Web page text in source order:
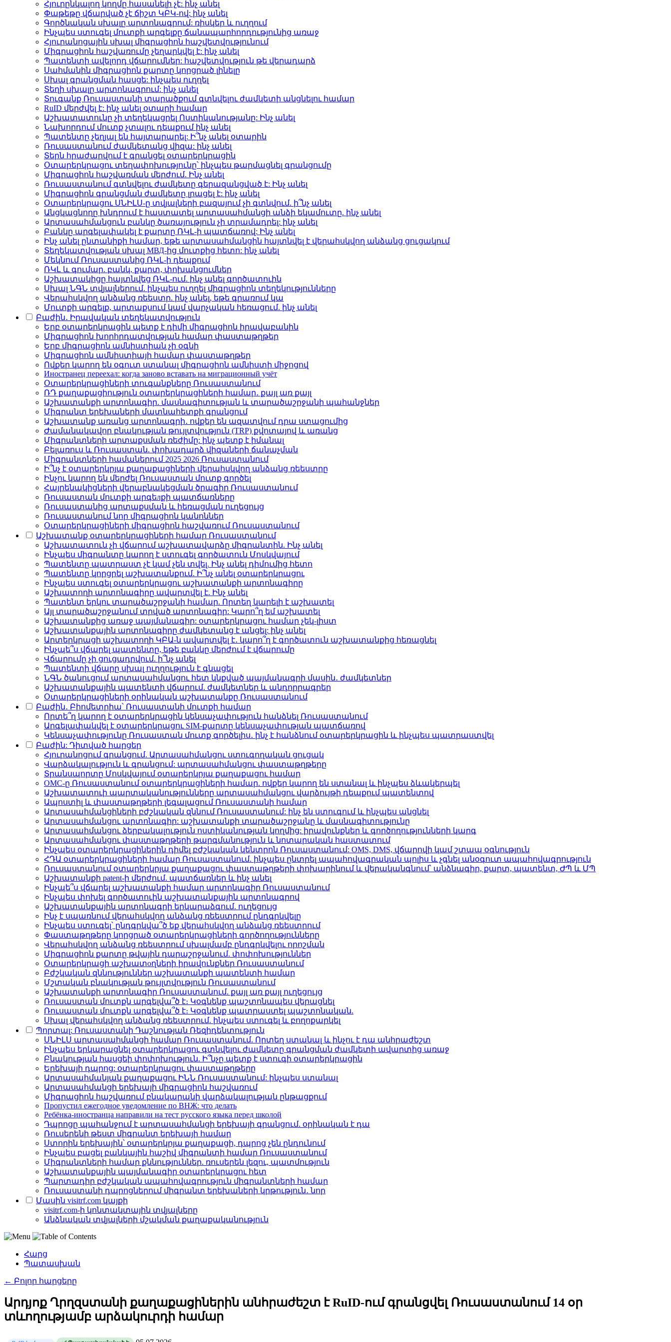
Հյուրընկալող կողմը հասանելի չէ: ինչ անել
Փաթեթը վճարված չէ ճիշտ ԿԲԿ-ով: ինչ անել
Գործնական սխալը արտոնագրում: ռիսկեր և ուղղում
Ինչպես ստուգել մուտքի արգելքը ճանապարհորդությունից առաջ
Հյուրանոցային սխալ միգրացիոն հաշվետվությունում
Միգրացիոն հաշվառումը չեղարկվել է: ինչ անել
Պատենտի ավելորդ վճարումներ: հաշվետվություն թե վերադարձ
Սահմանին միգրացիոն քարտը կորցրած լինելը
Սխալ գրանցման հասցե: ինչպես ուղղել
Տեղի սխալը արտոնագրում: ինչ անել
Տուգանք Ռուսաստանի տարածքում գտնվելու ժամկետի անցնելու համար
RuID մերժվել է: ինչ անել օտարի համար
Աշխատատունը չի տեղեկացրել Ոստիկանությանը: Ինչ անել
Նախորդում մուտք չտալու դեպքում ինչ անել
Պատենտը չեղյալ են հայտարարել: Ի՞նչ անել օտարին
Ռուսաստանում ժամկետանց վիզա: ինչ անել
Տերն հրաժարվում է գրանցել օտարերկրացին
Օտարերկրացու տեղափոխությունը՝ ինչպես թարմացնել գրանցումը
Միգրացիոն հաշվառման մերժում. Ինչ անել
Ռուսաստանում գտնվելու ժամկետը գերազանցված է: Ինչ անել
Միգրացիոն գրանցման ժամկետը լրացել է: ինչ անել
Օտարերկրացու ՍՆԻԼՍ-ը տվյալների բազայում չի գտնվում. ի՞նչ անել
Անցկացնողը խնդրում է հաստատել արտասահմանցի անձի եկամուտը. ինչ անել
Արտասահմանցուն բանկը ծառայություն չի տրամադրել: ինչ անել
Բանկը արգելափակել է քարտը ՌԿԼ-ի պատճառով: Ինչ անել
Ինչ անել ընտանիքի համար, եթե արտասահմանցին հայտնվել է վերահսկվող անձանց ցուցակում
Տեղեկատվության սխալ МВД-ից մուտքից հետո: ինչ անել
Մեկնում Ռուսաստանից ՌԿԼ-ի դեպքում
ՌԿԼ և գումար. բանկ, քարտ, փոխանցումներ
Աշխատակիցը հայտնվեց ՌԿԼ-ում. ինչ անել գործատուին
Սխալ ՆԳՆ տվյալներում. ինչպես ուղղել միգրացիոն տեղեկությունները
Վերահսկվող անձանց ռեեստր. ինչ անել, եթե գրառում կա
Մուտքի արգելք, արտաքսում կամ վարչական հեռացում. ինչ անել
Բաժին․ Իրավական տեղեկատվություն
Երբ օտարերկրացին պետք է դիմի միգրացիոն իրավաբանին
Միգրացիոն խորհրդատվության համար փաստաթղթեր
Երբ միգրացիոն ամնիստիան չի օգնի
Միգրացիոն ամնիստիայի համար փաստաթղթեր
Ովքեր կարող են օգուտ ստանալ միգրացիոն ամնիստի միջոցով
Иностранец переехал: когда заново вставать на миграционный учёт
Օտարերկրացիների տուգանքները Ռուսաստանում
ՌԴ քաղաքացիություն օտարերկրացիների համար․ քայլ առ քայլ
Աշխատանքի արտոնագիր. մասնագիտության և տարածաշրջանի պահանջներ
Միգրանտ երեխաների մատնահետքի գրանցում
Աշխատանք առանց արտոնագրի․ ովքեր են ազատվում դրա ստացումից
Ժամանակավոր բնակության թույլտվություն (TRP) քվոտայով և առանց
Միգրանտների արտաքսման ռեժիմը: ինչ պետք է իմանալ
Բելառուս և Ռուսաստան. փոխադարձ վիզաների ճանաչման
Միգրանտների համաներում 2025 2026 Ռուսաստանում
Ի՞նչ է օտարերկրյա քաղաքացիների վերահսկվող անձանց ռեեստրը
Ինչու կարող են մերժել Ռուսաստան մուտք գործել
Հայրենակիցների վերաբնակեցման ծրագիր Ռուսաստանում
Ռուսաստան մուտքի արգեлքի պատճառները
Ռուսաստանից արտաքսման և հեռացման ուղեցույց
Ռուսաստանում նոր միգրացիոն կանոններ
Օտարերկրացիների միգրացիոն հաշվառում Ռուսաստանում
Աշխատանք օտարերկրացիների համար Ռուսաստանում
Աշխատատուն չի վճարում աշխատավարձը միգրանտին. Ինչ անել
Ինչպես միգրանտը կարող է ստուգել գործատուն Մոսկվայում
Պատենտը պատրաստ չէ կամ չեն տվել. Ինչ անել դիմումից հետո
Պատենտը կորցրել աշխատանքում. Ի՞նչ անել օտարերկրացու
Ինչպես ստուգել օտարերկրացու աշխատանքի արտոնագիրը
Աշխատողի արտոնագիրը ավարտվել է. Ինչ անել
Պատենտ երկու տարածաշրջանի համար. Որտեղ կարելի է աշխատել
Այլ տարածաշրջանում տրված արտոնագիր: Կարո՞ղ եմ աշխատել
Աշխատանքից առաջ պայմանագիր: օտարերկրացու համար չեկ-լիստ
Աշխատանքային արտոնագիրը ժամկետանց է անցել: ինչ անել
Արտերկրացի աշխատողի ԿԲԱ-ն ավարտվել է․ կարո՞ղ է գործատուն աշխատանքից հեռացնել
Ինչպե՞ս վճարել պատենտը, եթե բանկը մերժում է վճարումը
Վճարումը չի ցուցադրվում. ի՞նչ անել
Պատենտի վճարը սխալ ուղղություն է գնացել
ՆԳՆ ծանուցում արտասահմանցու հետ կնքված պայմանագրի մասին․ ժամկետներ
Աշխատանքային պատենտի վճարում. ժամկետներ և անդորրագրեր
Օտարերկրացիների օրինական աշխատանքը Ռուսաստանում
Բաժին․ Բիոմետրիա՝ Ռուսաստանի մուտքի համար
Որտե՞ղ կարող է օտարերկրացին կենսաչափություն հանձնել Ռուսաստանում
Արգելափակվել է օտարերկրացու SIM-քարտը կենսաչափության պատճառով
Կենսաչափությունը Ռուսաստան մուտք գործելիս․ ինչ է հանձնում օտարերկրացին և ինչպես պատրաստվել
Բաժին: Դիտված հարցեր
Հյուրանոցում գրանցում. Արտասահմանցու ստուգողական ցուցակ
Վարձակալություն և գրանցում: արտասահմանցու փաստաթղթերը
Տրանսպորտը Մոսկվայում օտարերկրյա քաղաքացու համար
ОМС-ը Ռուսաստանում օտարերկրացիների համար. ովքեր կարող են ստանալ և ինչպես ձևակերպել
Աշխատատուի պարտականությունները արտասահմանցու վարձույթի դեպքում պատենտով
Ապոստիլ և փաստաթղթերի լեգալացում Ռուսաստանի համար
Արտասահմանցիների բժշկական զննում Ռուսաստանում: ինչ են ստուգում և ինչպես անցնել
Արտասահմանցու արտոնագիր: աշխատանքի տարածաշրջանը և մասնագիտությունը
Արտասահմանցու ձերբակալություն ոստիկանության կողմից: իրավունքներ և գործողությունների կարգ
Արտասահմանցու փաստաթղթերի թարգմանություն և նոտարական հաստատում
Ինչպես օտարերկրացիներին դիմել բժշկական կենտրոն Ռուսաստանում: OMS, DMS, վճարովի կամ շտապ օգնություն
ՀԴԱ օտարերկրացիների համար Ռուսաստանում. ինչպես ընտրել ապահովագրական պոլիս և չգնել անօգուտ ապահովագրություն
Ռուսաստանում օտարերկրյա քաղաքացու փաստաթղթերի փոխարինում և վերականգնում՝ անձնագիր, քարտ, պատենտ, ԺՊ և ՄՊ
Աշխատանքի patent-ի մերժում. պատճառներ և ինչ անել
Ինչպե՞ս վճարել աշխատանքի համար արտոնագիր Ռուսաստանում
Ինչպես փոխել գործատուին աշխատանքային արտոնագրով
Աշխատանքային արտոնագրի երկարաձգում. ուղեցույց
Ինչ է սպառնում վերահսկվող անձանց ռեեստրում ընդգրկվելը
Ինչպես ստուգել՝ ընդգրկվա՞ծ եք վերահսկվող անձանց ռեեստրում
Փաստաթղթերը կորցրած օտարերկրացիների գործողությունները
Վերահսկվող անձանց ռեեստրում սխալմամբ ընդգրկվելու որոշման
Միգրացիոն քարտը թվային դարաշրջանում. փոփոխություններ
Օտարերկրացի աշխատоղների իրավունքներ Ռուսաստանում
Բժշկական զննություններ աշխատանքի պատենտի համար
Մշտական բնակության թույլտվություն Ռուսաստանում
Աշխատանքի արտոնագիր Ռուսաստանում. քայլ առ քայլ ուղեցույց
Ռուսաստան մուտքն արգելվա՞ծ է։ Կօգնենք պաշտոնապես վերացնել
Ռուսաստան մուտքն արգելվա՞ծ է։ Կօգնենք պատրաստել պաշտոնական.
Սխալ վերահսկվող անձանց ռեեստրում. ինչպես ստուգել և բողոքարկել
Պորտալ: Ռուսաստանի Դաշնության Ռեզիդենտություն
ՍՆԻԼՍ արտասահմանցի համար Ռուսաստանում. Որտեղ ստանալ և ինչու է դա անհրաժեշտ
Ինչպես երկարացնել օտարերկրացու գտնվելու ժամկետը գրանցման ժամկետի ավարտից առաջ
Բնակության հասցեի փոփոխություն. Ի՞նչը պետք է ստուգի օտարերկրացին
Երեխայի դպրոց: օտարերկրացու փաստաթղթերը
Արտասահմանյան քաղաքացու ԻՆՆ Ռուսաստանում: ինչպես ստանալ
Արտասահմանցի երեխայի միգրացիոն հաշվառում
Միգրացիոն հաշվառում բնակարանի վարձակալության ընթացքում
Пропустил ежегодное уведомление по ВНЖ: что делать
Ребёнка-иностранца направили на тест русского языка перед школой
Դպրոցը պահանջում է արտասահմանցի երեխայի գրանցում. օրինական է դա
Ռուսերենի թեստ միգրանտ երեխայի համար
Ստորին երեխային՝ օտարերկրյա քաղաքացի, դպրոց չեն ընդունում
Ինչպես բացել բանկային հաշիվ միգրանտի համար Ռուսաստանում
Միգրանտների համար քննություններ. ռուսերեն լեզու, պատմություն
Աշխատանքային պայմանագիր օտարերկրացու հետ
Պարտադիր բժշկական ապահովագրություն միգրանտների համար
Ռուսաստանի դպրոցներում միգրանտ երեխաների կրթություն․ նոր
Մասին visitrf.com կայքի
visitrf.com-ի կոնտակտային տվյալները
Անձնական տվյալների մշակման քաղաքականություն
Հարց
Պատասխան
← Բոլոր հարցերը
Արդյոք Ղրղզստանի քաղաքացիներին անհրաժեշտ է RuID-ում գրանցվել Ռուսաստանում 14 օր
տևողությամբ արձակուրդի համար